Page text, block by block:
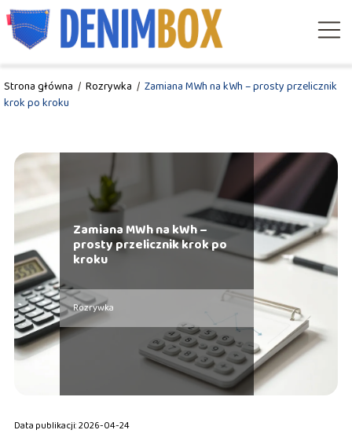
Strona główna / Rozrywka / Zamiana MWh na kWh – prosty przelicznik
krok po kroku
Zamiana MWh na kWh –
prosty przelicznik krok po
kroku
Rozrywka
Data publikacji: 2026-04-24